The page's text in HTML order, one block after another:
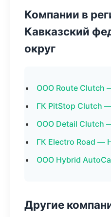
Компании в
Кавказский
округ
ООО Route Clutch
ГК PitStop Clutch
ООО Detail Clutch
ГК Electro Road —
ООО Hybrid
Другие